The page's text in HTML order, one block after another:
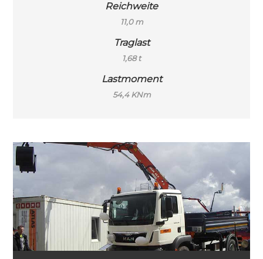
Reichweite
11,0 m
Traglast
1,68 t
Lastmoment
54,4 KNm